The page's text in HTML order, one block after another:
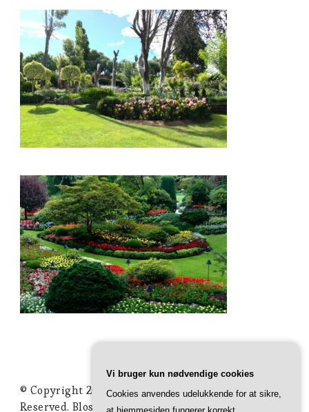
© Copyright 2026Ideer Til Haven. All Rights
Reserved.Blossom Studio | Developed By
Vi bruger kun nødvendige cookies
Cookies anvendes udelukkende for at sikre,